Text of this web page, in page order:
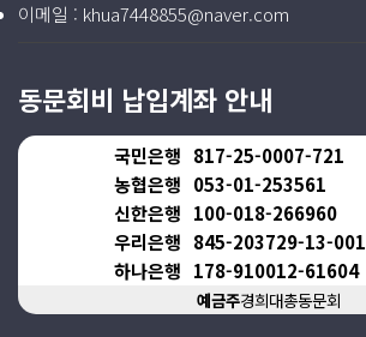
이메일 : khua7448855@naver.com
동문회비 납입계좌 안내
국민은행 817-25-0007-721
농협은행 053-01-253561
신한은행 100-018-266960
우리은행 845-203729-13-001
하나은행 178-910012-61604
예금주경희대총동문회